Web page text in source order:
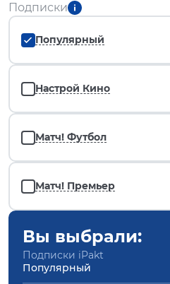
Подписки
Популярный
Настрой Кино
Матч! Футбол
Матч! Премьер
Вы выбрали:
Подписки iPakt
Популярный